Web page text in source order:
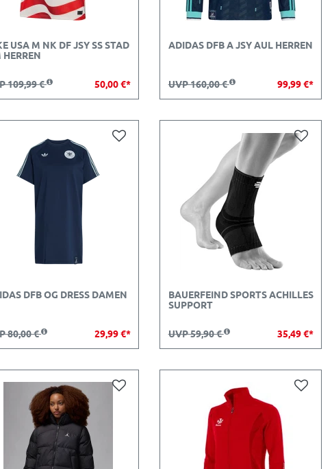
USA M NK DF JSY SS STAD
HERREN
109,99 € 50,00 €*
ADIDAS DFB A JSY AUL HERREN
UVP 160,00 € 99,99 €*
DFB OG DRESS DAMEN
80,00 € 29,99 €*
BAUERFEIND SPORTS ACHILLES
SUPPORT
UVP 59,90 € 35,49 €*